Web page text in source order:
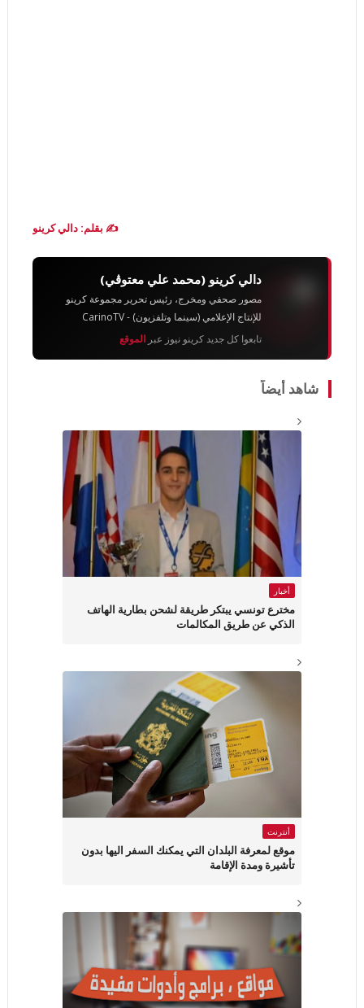
✍️ بقلم: دالي كرينو
دالي كرينو (محمد علي معتوڨي)
مصور صحفي ومخرج، رئيس تحرير مجموعة كرينو
للإنتاج الإعلامي (سينما وتلفزيون) - CarinoTV
تابعوا كل جديد كرينو نيوز عبر الموقع
شاهد أيضاً
أخبار
مخترع تونسي يبتكر طريقة لشحن بطارية الهاتف
الذكي عن طريق المكالمات
أنترنت
موقع لمعرفة البلدان التي يمكنك السفر اليها بدون
تأشيرة ومدة الإقامة